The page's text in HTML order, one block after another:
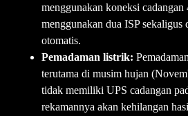
menggunakan koneksi
menggunakan dua ISP sekaligus
otomatis.
Pemadaman listrik:
terutama di musim hujan
tidak memiliki UPS cadangan
rekamannya akan kehilangan